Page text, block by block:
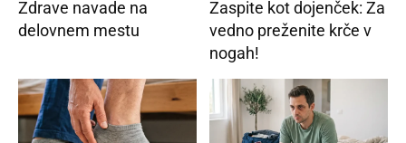
Zdrave navade na
delovnem mestu
Zaspite kot dojenček: Za
vedno preženite krče v
nogah!